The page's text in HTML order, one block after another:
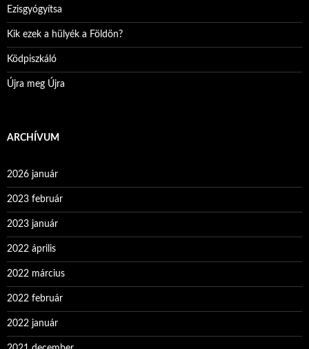
Ezisgyógyítsa
Kik ezek a hülyék a Földön?
Ködpiszkáló
Újra meg Újra
ARCHÍVUM
2026 január
2023 február
2023 január
2022 április
2022 március
2022 február
2022 január